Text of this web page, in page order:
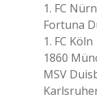
1. FC
Fortuna
1. FC Köln
1860
MSV